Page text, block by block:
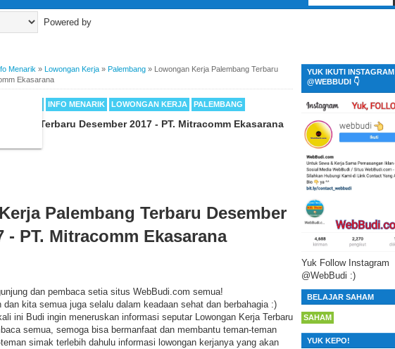
Powered by
Menarik » Lowongan Kerja » Palembang » Lowongan Kerja Palembang Terbaru
Ekasarana
INFO MENARIK LOWONGAN KERJA PALEMBANG
Terbaru Desember 2017 - PT. Mitracomm Ekasarana
Palembang Terbaru Desember
- PT. Mitracomm Ekasarana
dan pembaca setia situs WebBudi.com semua!
dan kita semua juga selalu dalam keadaan sehat dan berbahagia :)
ini Budi ingin meneruskan informasi seputar Lowongan Kerja Terbaru
semua, semoga bisa bermanfaat dan membantu teman-teman
simak terlebih dahulu informasi lowongan kerjanya yang akan
YUK IKUTI INSTAGRAM
@WEBBUDI 👇
Yuk Follow Instagram
@WebBudi :)
BELAJAR SAHAM
SAHAM
YUK KEPO!